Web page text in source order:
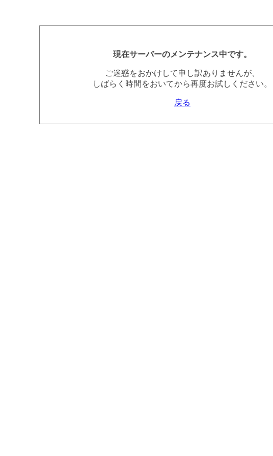
現在サーバーのメンテナンス中です。
ご迷惑をおかけして申し訳ありませんが、
しばらく時間をおいてから再度お試しください。
戻る